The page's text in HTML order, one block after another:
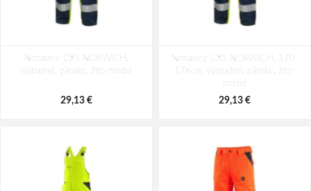
Nohavice CXS NORWICH,
výstražné, pánske, žlto-modré
29,13 €
Nohavice CXS NORWICH, 170-
176cm, výstražné, pánske, žlto-
modré
29,13 €